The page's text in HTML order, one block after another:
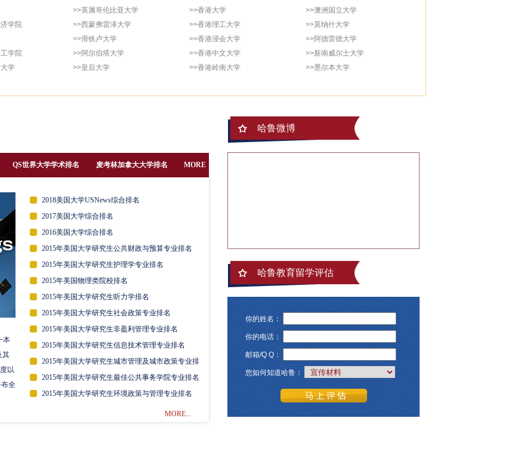
学院
学院
学
>>英属哥伦比亚大学
>>西蒙弗雷泽大学
>>滑铁卢大学
>>阿尔伯塔大学
>>皇后大学
>>香港大学
>>香港理工大学
>>香港浸会大学
>>香港中文大学
>>香港岭南大学
>>澳洲国立大学
>>莫纳什大学
>>阿德雷德大学
>>新南威尔士大学
>>墨尔本大学
QS世界大学学术排名 麦考林加拿大大学排名 MORE
本
其
以
全
2018美国大学USNews综合排名
2017美国大学综合排名
2016美国大学综合排名
2015年美国大学研究生公共财政与预算专业排名
2015年美国大学研究生护理学专业排名
2015年美国物理类院校排名
2015年美国大学研究生听力学排名
2015年美国大学研究生社会政策专业排名
2015年美国大学研究生非盈利管理专业排名
2015年美国大学研究生信息技术管理专业排名
2015年美国大学研究生城市管理及城市政策专业排
名
2015年美国大学研究生最佳公共事务学院专业排名
2015年美国大学研究生环境政策与管理专业排名
MORE...
哈鲁微博
哈鲁教育留学评估
你的姓名：
你的电话：
邮箱/Q Q：
您如何知道哈鲁：